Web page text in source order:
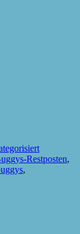
Restposten,
,